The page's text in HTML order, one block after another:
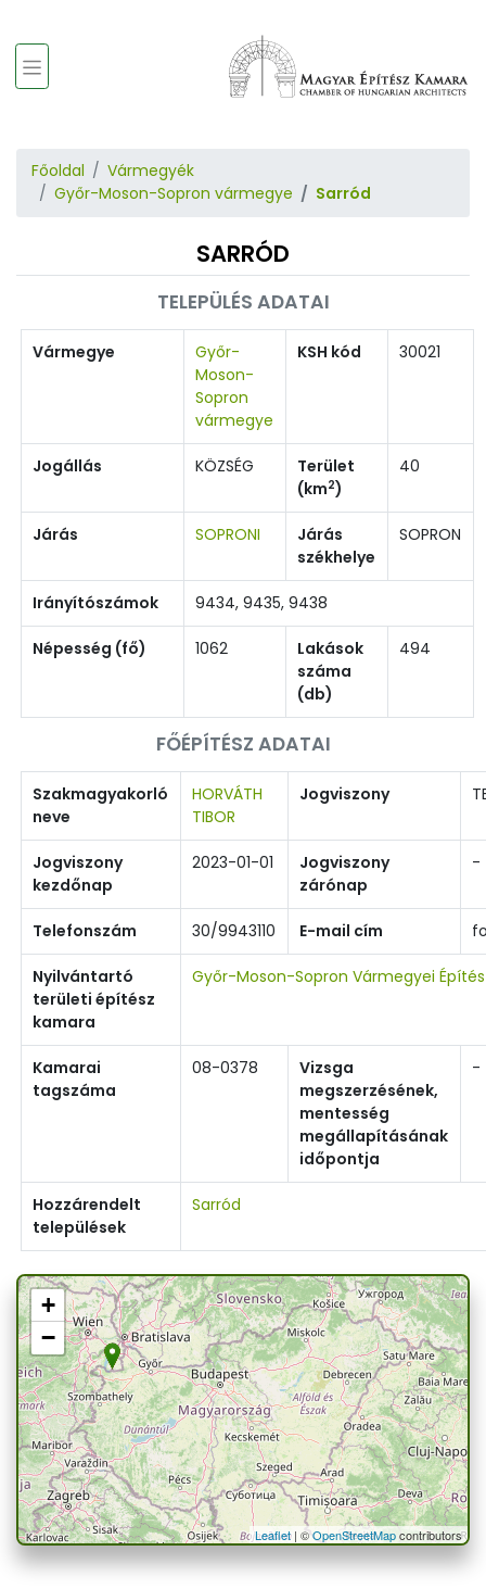
Főoldal
Vármegyék
Győr-Moson-Sopron vármegye
Sarród
SARRÓD
TELEPÜLÉS ADATAI
Vármegye
Győr-
Moson-
Sopron
vármegye
KSH kód 30021
Jogállás KÖZSÉG
Terület
(km2)
40
Járás SOPRONI
Járás
székhelye
SOPRON
Irányítószámok 9434, 9435, 9438
Népesség (fő) 1062
Lakások
száma
(db)
494
FŐÉPÍTÉSZ ADATAI
Szakmagyakorló
neve
HORVÁTH
TIBOR
Jogviszony
Jogviszony
kezdőnap
2023-01-01
Jogviszony
zárónap
-
Telefonszám 30/9943110 E-mail cím
Nyilvántartó
területi építész
kamara
Győr-Moson-Sopron Vármegyei
Kamarai
tagszáma
08-0378
Vizsga
megszerzésének,
mentesség
megállapításának
időpontja
-
Hozzárendelt
települések
Sarród
+
−
Leaflet| ©OpenStreetMapcontributors